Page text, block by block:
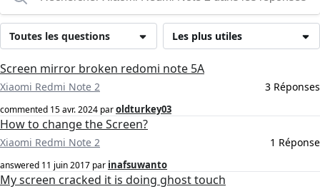
Les plus utiles
Toutes les questions
Screen mirror broken redomi note 5A
Xiaomi Redmi Note 2 3 Réponses
commented 15 avr. 2024 paroldturkey03
How to change the Screen?
Xiaomi Redmi Note 2 1 Réponse
answered 11 juin 2017 par inafsuwanto
My screen cracked it is doing ghost touch